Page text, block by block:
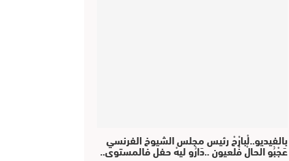
بالفيديو..لْبارْحْ رئيس مجلس الشيوخ الفرنسي
عَجْبُو الحالْ فْلعيون ..دَارُو ليهْ حفل فالمستوى..